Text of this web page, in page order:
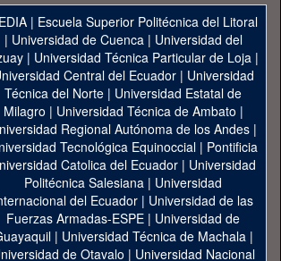
| Escuela Superior Politécnica del Litoral
| Universidad de Cuenca| Universidad del
| Universidad Técnica Particular de Loja|
Central del Ecuador| Universidad
Técnica del Norte | Universidad Estatal de
Milagro | Universidad Técnica de Ambato |
Regional Autónoma de los Andes|
Tecnológica Equinoccial| Pontificia
Catolica del Ecuador | Universidad
Politécnica Salesiana | Universidad
del Ecuador | Universidad de las
Fuerzas Armadas-ESPE | Universidad de
| Universidad Técnica de Machala|
de Otavalo | Universidad Nacional